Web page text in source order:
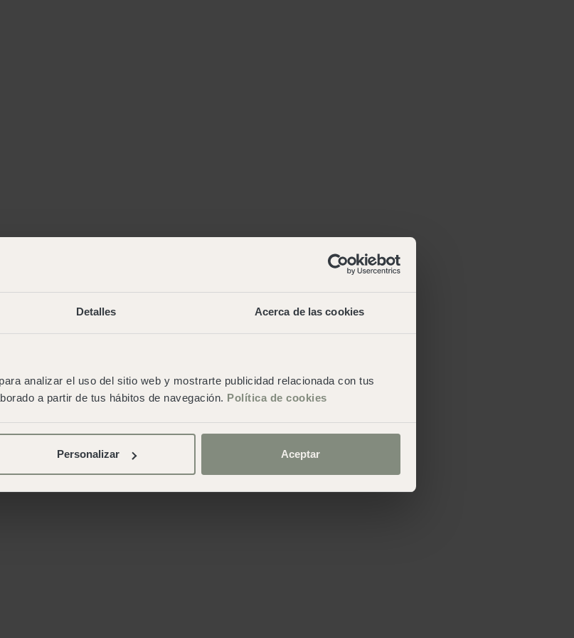
Detalles Acerca de las cookies
analizar el uso del sitio web y mostrarte publicidad relacionada con tus
a partir de tus hábitos de navegación. Política de cookies
Personalizar Aceptar